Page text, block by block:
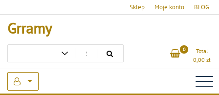
to
content
Sklep Moje konto BLOG
Grramy
0
Total
0,00 zł